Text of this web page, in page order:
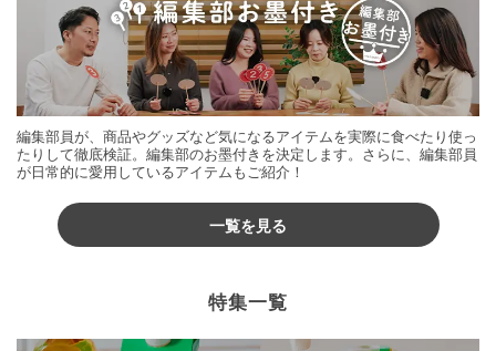
編集部員が、商品やグッズなど気になるアイテムを実際に食べたり使っ
たりして徹底検証。編集部のお墨付きを決定します。さらに、編集部員
が日常的に愛用しているアイテムもご紹介！
一覧を見る
特集一覧